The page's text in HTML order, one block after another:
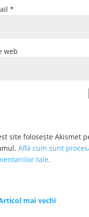
*
web
site folosește Akismet
Află cum sunt
tale.
mai vechi